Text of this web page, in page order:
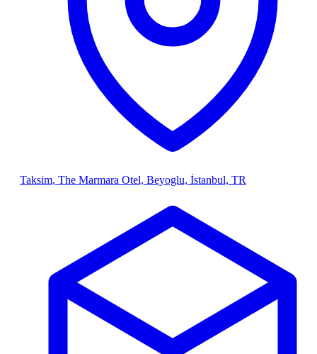
Taksim, The Marmara Otel, Beyoglu, İstanbul, TR